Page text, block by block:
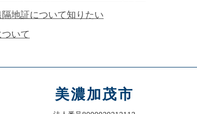
地証について知りたい
いて
美濃加茂市